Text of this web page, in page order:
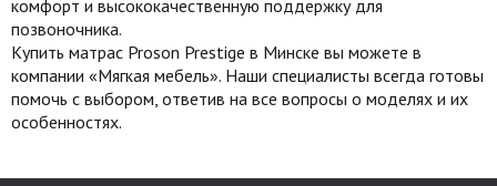
комфорт и высококачественную поддержку для
позвоночника.
Купить матрас Proson Prestige в Минске вы можете в
компании «Мягкая мебель». Наши специалисты всегда готовы
помочь с выбором, ответив на все вопросы о моделях и их
особенностях.